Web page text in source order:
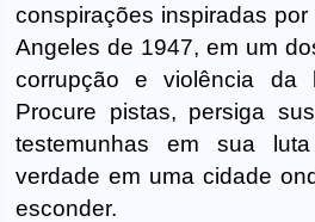
conspirações inspiradas
Angeles de 1947, em um
corrupção e violência da
Procure pistas, persiga
testemunhas em sua
verdade em uma cidade
esconder.